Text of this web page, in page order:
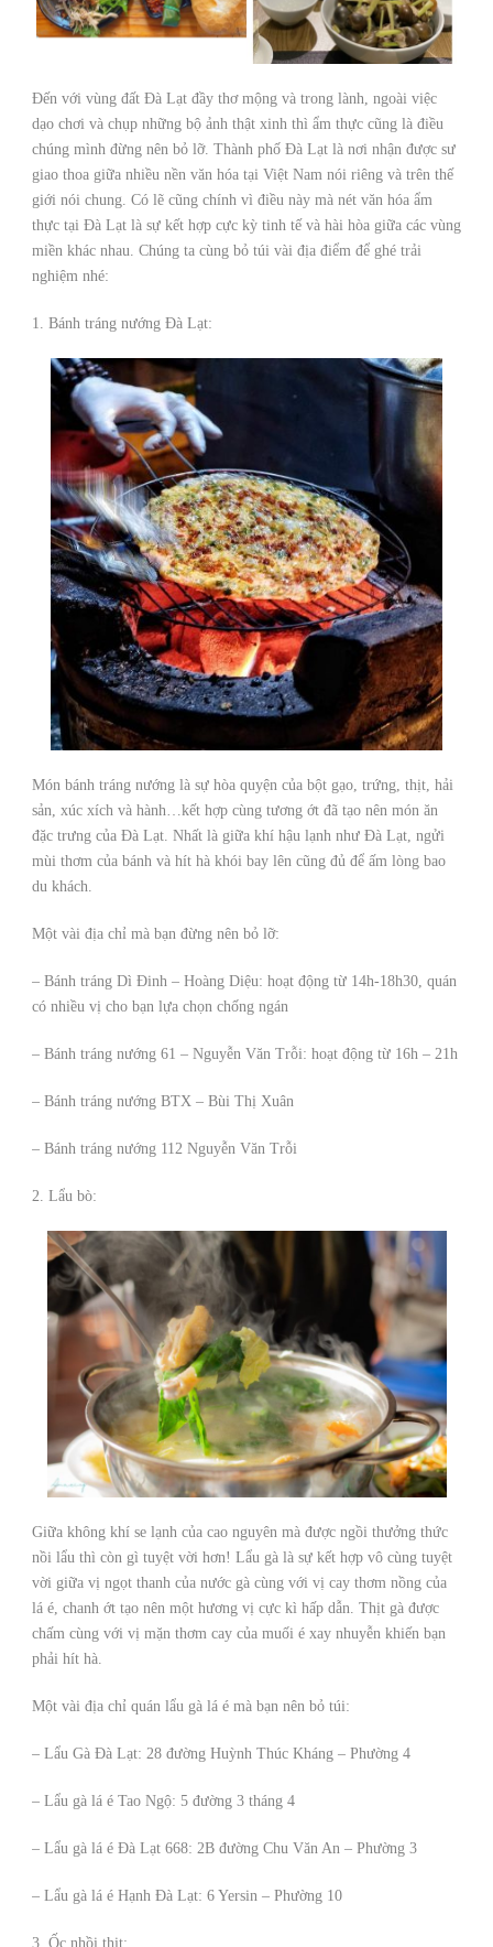
Đến với vùng đất Đà Lạt đầy thơ mộng và trong lành, ngoài việc
dạo chơi và chụp những bộ ảnh thật xinh thì ẩm thực cũng là điều
chúng mình đừng nên bỏ lỡ. Thành phố Đà Lạt là nơi nhận được sư
giao thoa giữa nhiều nền văn hóa tại Việt Nam nói riêng và trên thế
giới nói chung. Có lẽ cũng chính vì điều này mà nét văn hóa ẩm
thực tại Đà Lạt là sự kết hợp cực kỳ tinh tế và hài hòa giữa các vùng
miền khác nhau. Chúng ta cùng bỏ túi vài địa điểm để ghé trải
nghiệm nhé:
1. Bánh tráng nướng Đà Lạt:
Món bánh tráng nướng là sự hòa quyện của bột gạo, trứng, thịt, hải
sản, xúc xích và hành…kết hợp cùng tương ớt đã tạo nên món ăn
đặc trưng của Đà Lạt. Nhất là giữa khí hậu lạnh như Đà Lạt, ngửi
mùi thơm của bánh và hít hà khói bay lên cũng đủ để ấm lòng bao
du khách.
Một vài địa chỉ mà bạn đừng nên bỏ lỡ:
– Bánh tráng Dì Đinh – Hoàng Diệu: hoạt động từ 14h-18h30, quán
có nhiều vị cho bạn lựa chọn chống ngán
– Bánh tráng nướng 61 – Nguyễn Văn Trỗi: hoạt động từ 16h – 21h
– Bánh tráng nướng BTX – Bùi Thị Xuân
– Bánh tráng nướng 112 Nguyễn Văn Trỗi
2. Lẩu bò:
Giữa không khí se lạnh của cao nguyên mà được ngồi thưởng thức
nồi lẩu thì còn gì tuyệt vời hơn! Lẩu gà là sự kết hợp vô cùng tuyệt
vời giữa vị ngọt thanh của nước gà cùng với vị cay thơm nồng của
lá é, chanh ớt tạo nên một hương vị cực kì hấp dẫn. Thịt gà được
chấm cùng với vị mặn thơm cay của muối é xay nhuyễn khiến bạn
phải hít hà.
Một vài địa chỉ quán lẩu gà lá é mà bạn nên bỏ túi:
– Lẩu Gà Đà Lạt: 28 đường Huỳnh Thúc Kháng – Phường 4
– Lẩu gà lá é Tao Ngộ: 5 đường 3 tháng 4
– Lẩu gà lá é Đà Lạt 668: 2B đường Chu Văn An – Phường 3
– Lẩu gà lá é Hạnh Đà Lạt: 6 Yersin – Phường 10
3. Ốc nhồi thịt: